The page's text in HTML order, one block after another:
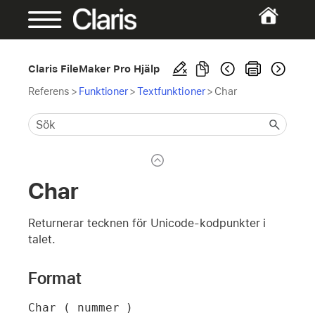
Claris FileMaker Pro Hjälp
Referens > Funktioner>Textfunktioner> Char
Char
Returnerar tecknen för Unicode-kodpunkter i
talet.
Format
Char ( nummer )